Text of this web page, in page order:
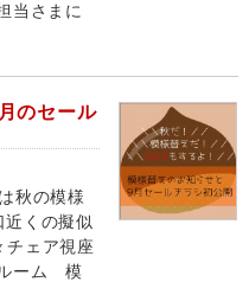
当さまに
のセール
秋の模様
くの擬似
チェア視座
ルーム 模